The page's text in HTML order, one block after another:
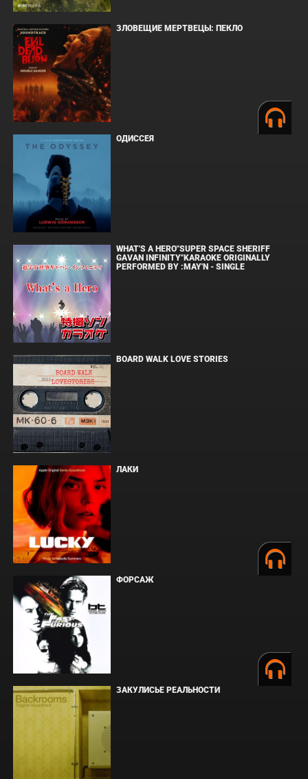
ЗЛОВЕЩИЕ МЕРТВЕЦЫ: ПЕКЛО
ОДИССЕЯ
WHAT'S A HERO"SUPER SPACE SHERIFF
GAVAN INFINITY"KARAOKE ORIGINALLY
PERFORMED BY :MAY'N - SINGLE
BOARD WALK LOVE STORIES
ЛАКИ
ФОРСАЖ
ЗАКУЛИСЬЕ РЕАЛЬНОСТИ